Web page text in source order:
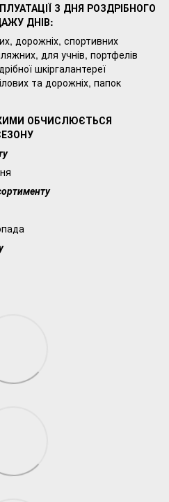
З ДНЯ РОЗДРІБНОГО
ДНІВ:
дорожніх, спортивних
для учнів, портфелів
шкіргалантереї
та дорожніх, папок
ОБЧИСЛЮЄТЬСЯ